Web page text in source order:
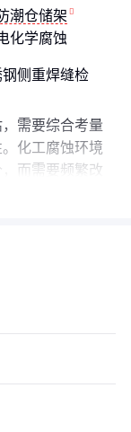
潮仓储架
化学腐蚀
侧重焊缝检
需要综合考量
化工腐蚀环境
而需要频繁改